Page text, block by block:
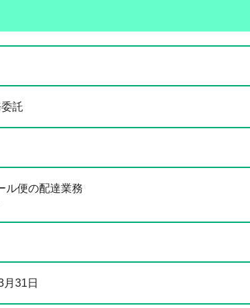
託
ル便の配達業務
31日